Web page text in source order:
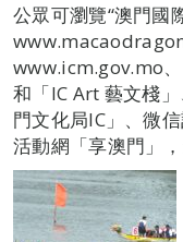
公眾可瀏覽“澳門國
www.icm.gov.mo、
和「IC Art 藝文棧
門文化局IC」、微
活動網「享澳門」